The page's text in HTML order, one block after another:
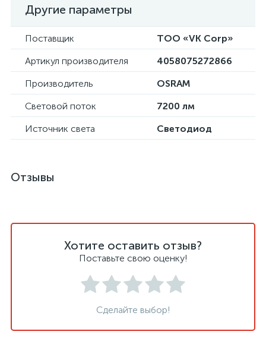
Другие параметры
Поставщик
ТОО «VK Corp»
Артикул производителя
4058075272866
Производитель
OSRAM
Световой поток
7200 лм
Источник света
Светодиод
Отзывы
Хотите оставить отзыв?
Поставьте свою оценку!
Сделайте выбор!